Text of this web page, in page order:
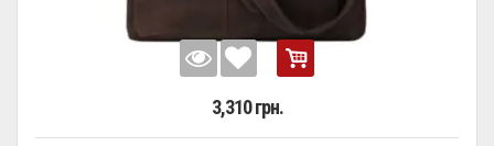
3,310 грн.